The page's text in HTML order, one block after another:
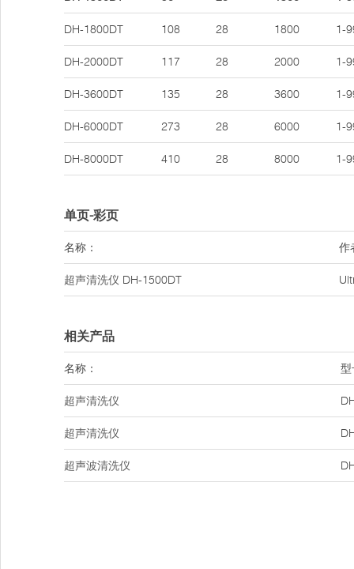
DH-1800DT 108 28 1800 1-
DH-2000DT 117 28 2000 1-
DH-3600DT 135 28 3600 1-
DH-6000DT 273 28 6000 1-
DH-8000DT 410 28 8000 1-
单页-彩页
名称： 作
超声清洗仪 DH-1500DT
相关产品
名称： 型
超声清洗仪
超声清洗仪
超声波清洗仪